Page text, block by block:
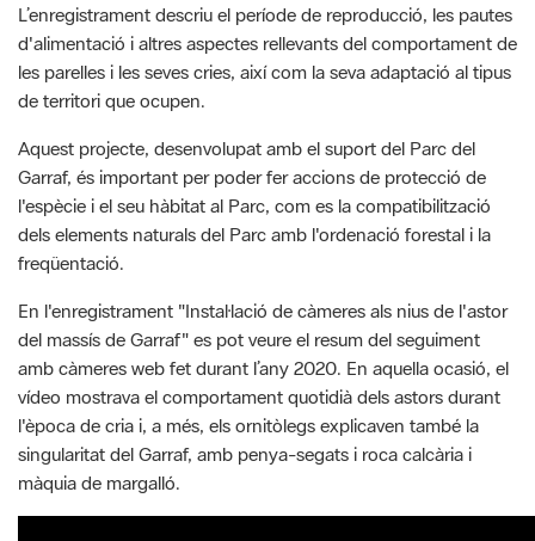
L’enregistrament descriu el període de reproducció, les pautes
d'alimentació i altres aspectes rellevants del comportament de
les parelles i les seves cries, així com la seva adaptació al tipus
de territori que ocupen.
Aquest projecte, desenvolupat amb el suport del Parc del
Garraf, és important per poder fer accions de protecció de
l'espècie i el seu hàbitat al Parc, com es la compatibilització
dels elements naturals del Parc amb l'ordenació forestal i la
freqüentació.
En l'enregistrament "Instal·lació de càmeres als nius de l'astor
del massís de Garraf" es pot veure el resum del seguiment
amb càmeres web fet durant l’any 2020. En aquella ocasió, el
vídeo mostrava el comportament quotidià dels astors durant
l'època de cria i, a més, els ornitòlegs explicaven també la
singularitat del Garraf, amb penya-segats i roca calcària i
màquia de margalló.